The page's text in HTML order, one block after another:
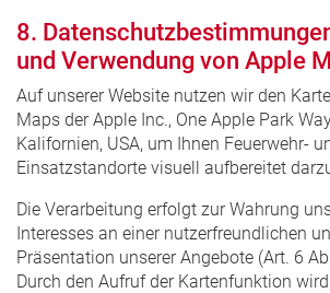
8.
und Verwendung von Apple
Auf unserer Website nutzen wir den
Maps der Apple Inc., One Apple Park
Kalifornien, USA, um Ihnen Feuerwehr-
Einsatzstandorte visuell aufbereitet
Die Verarbeitung erfolgt zur Wahrung
Interesses an einer nutzerfreundlichen
Präsentation unserer Angebote (Art. 6
Durch den Aufruf der Kartenfunktion